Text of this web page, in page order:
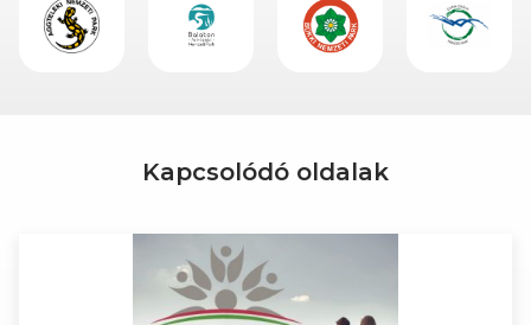
Kapcsolódó oldalak